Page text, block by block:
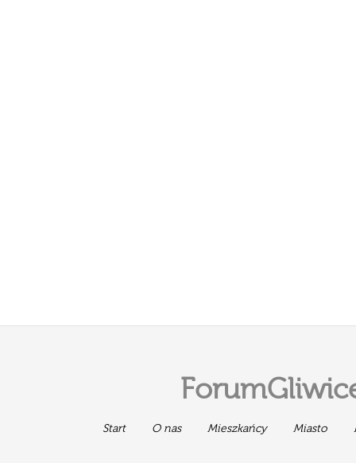
Start O nas Mieszkańcy Miasto